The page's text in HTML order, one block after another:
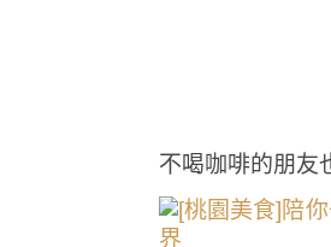
不喝咖啡的朋友